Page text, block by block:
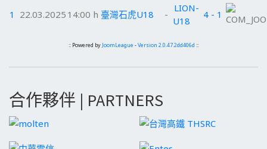
1 22.03.2025 14:00 h 臺灣石虎U18 -
LION-
U18
4 - 1
:: Powered by JoomLeague -Version 2.0.47.2dd406d ::
合作夥伴 | PARTNERS